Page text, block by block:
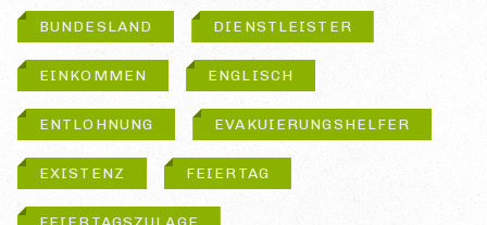
BUNDESLAND DIENSTLEISTER
EINKOMMEN ENGLISCH
ENTLOHNUNG EVAKUIERUNGSHELFER
EXISTENZ FEIERTAG